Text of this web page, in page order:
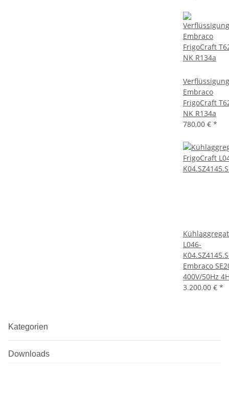
Embraco
FrigoCraft
NK R134a
780,00 € *
L046-
Embraco
400V/50Hz
3.200,00 € *
Kategorien
Downloads